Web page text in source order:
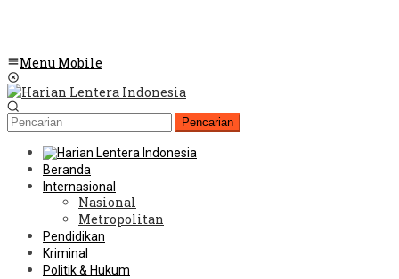
Menu Mobile
Pencarian
Beranda
Internasional
Nasional
Metropolitan
Pendidikan
Kriminal
Politik & Hukum